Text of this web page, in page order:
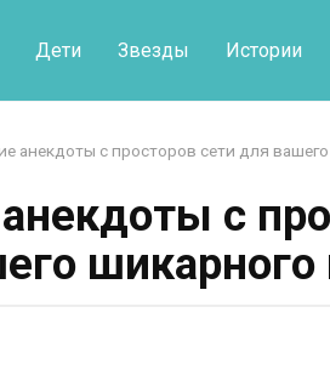
Дети Звезды Истории
анекдоты с просторов сети для
с
шикарного